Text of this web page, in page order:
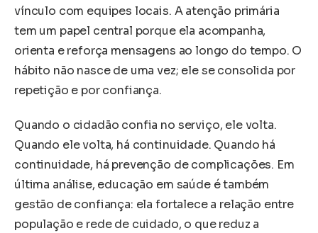
vínculo com equipes locais. A atenção primária
tem um papel central porque ela acompanha,
orienta e reforça mensagens ao longo do tempo. O
hábito não nasce de uma vez; ele se consolida por
repetição e por confiança.
Quando o cidadão confia no serviço, ele volta.
Quando ele volta, há continuidade. Quando há
continuidade, há prevenção de complicações. Em
última análise, educação em saúde é também
gestão de confiança: ela fortalece a relação entre
população e rede de cuidado, o que reduz a